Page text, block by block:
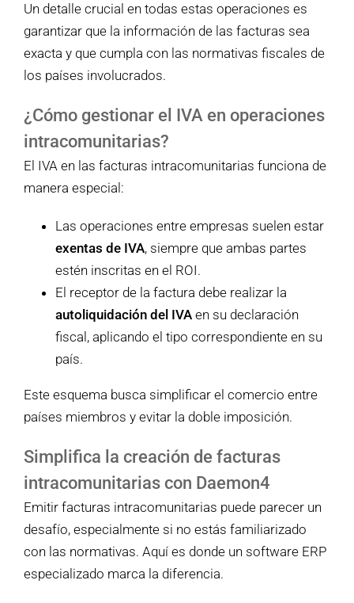
Un detalle crucial en todas estas operaciones es
garantizar que la información de las facturas sea
exacta y que cumpla con las normativas fiscales de
los países involucrados.
¿Cómo gestionar el IVA en operaciones
intracomunitarias?
El IVA en las facturas intracomunitarias funciona de
manera especial:
Las operaciones entre empresas suelen estar
exentas de IVA, siempre que ambas partes
estén inscritas en el ROI.
El receptor de la factura debe realizar la
autoliquidación del IVA en su declaración
fiscal, aplicando el tipo correspondiente en su
país.
Este esquema busca simplificar el comercio entre
países miembros y evitar la doble imposición.
Simplifica la creación de facturas
intracomunitarias con Daemon4
Emitir facturas intracomunitarias puede parecer un
desafío, especialmente si no estás familiarizado
con las normativas. Aquí es donde un software ERP
especializado marca la diferencia.